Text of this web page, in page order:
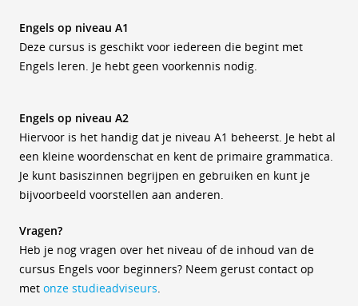
Engels op niveau A1
Deze cursus is geschikt voor iedereen die begint met
Engels leren. Je hebt geen voorkennis nodig.
Engels op niveau A2
Hiervoor is het handig dat je niveau A1 beheerst. Je hebt al
een kleine woordenschat en kent de primaire grammatica.
Je kunt basiszinnen begrijpen en gebruiken en kunt je
bijvoorbeeld voorstellen aan anderen.
Vragen?
Heb je nog vragen over het niveau of de inhoud van de
cursus Engels voor beginners? Neem gerust contact op
met onze studieadviseurs.